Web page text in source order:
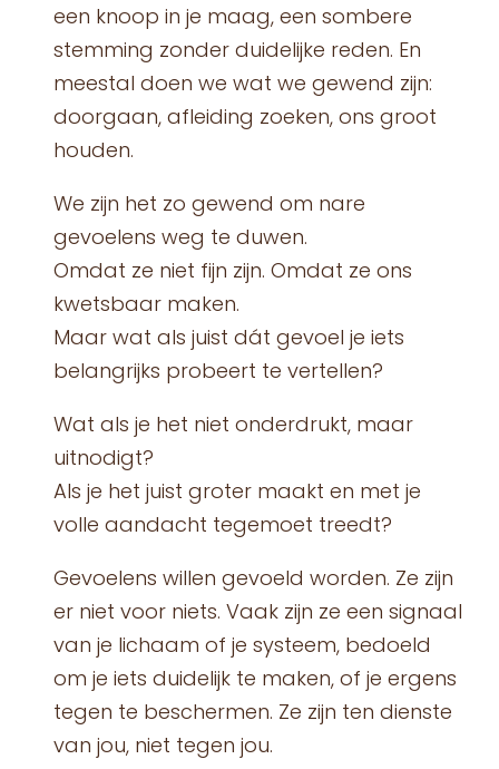
een knoop in je maag, een sombere
stemming zonder duidelijke reden. En
meestal doen we wat we gewend zijn:
doorgaan, afleiding zoeken, ons groot
houden.
We zijn het zo gewend om nare
gevoelens weg te duwen.
Omdat ze niet fijn zijn. Omdat ze ons
kwetsbaar maken.
Maar wat als juist dát gevoel je iets
belangrijks probeert te vertellen?
Wat als je het niet onderdrukt, maar
uitnodigt?
Als je het juist groter maakt en met je
volle aandacht tegemoet treedt?
Gevoelens willen gevoeld worden. Ze zijn
er niet voor niets. Vaak zijn ze een signaal
van je lichaam of je systeem, bedoeld
om je iets duidelijk te maken, of je ergens
tegen te beschermen. Ze zijn ten dienste
van jou, niet tegen jou.